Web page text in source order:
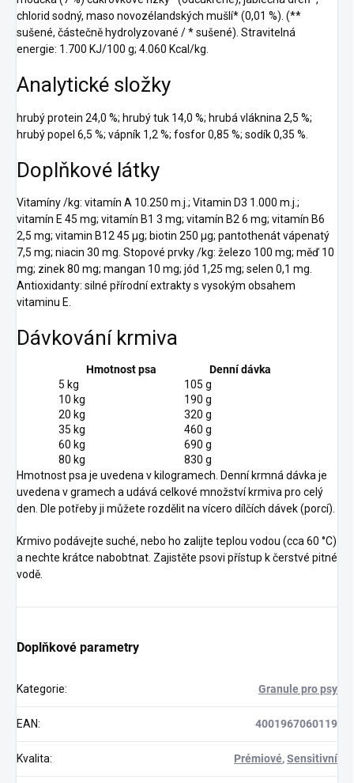
chlorid sodný, maso novozélandských mušlí* (0,01 %). (**
sušené, částečně hydrolyzované / * sušené). Stravitelná
energie: 1.700 KJ/100 g; 4.060 Kcal/kg.
Analytické složky
hrubý protein 24,0 %; hrubý tuk 14,0 %; hrubá vláknina 2,5 %;
hrubý popel 6,5 %; vápník 1,2 %; fosfor 0,85 %; sodík 0,35 %.
Doplňkové látky
Vitamíny /kg: vitamín A 10.250 m.j.; Vitamin D3 1.000 m.j.;
vitamín E 45 mg; vitamín B1 3 mg; vitamín B2 6 mg; vitamín B6
2,5 mg; vitamin B12 45 µg; biotin 250 µg; pantothenát vápenatý
7,5 mg; niacin 30 mg. Stopové prvky /kg: železo 100 mg; měď 10
mg; zinek 80 mg; mangan 10 mg; jód 1,25 mg; selen 0,1 mg.
Antioxidanty: silné přírodní extrakty s vysokým obsahem
vitaminu E.
Dávkování krmiva
Hmotnost psa
Denní dávka
5 kg
105 g
10 kg
190 g
20 kg
320 g
35 kg
460 g
60 kg
690 g
80 kg
830 g
Hmotnost psa je uvedena v kilogramech. Denní krmná dávka je
uvedena v gramech a udává celkové množství krmiva pro celý
den. Dle potřeby ji můžete rozdělit na vícero dílčích dávek (porcí).
Krmivo podávejte suché, nebo ho zalijte teplou vodou (cca 60 °C)
a nechte krátce nabobtnat. Zajistěte psovi přístup k čerstvé pitné
vodě.
Doplňkové parametry
Kategorie: Granule pro psy
EAN: 4001967060119
Kvalita: Prémiové,Sensitivní